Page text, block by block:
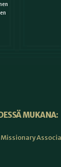
MUKANA: